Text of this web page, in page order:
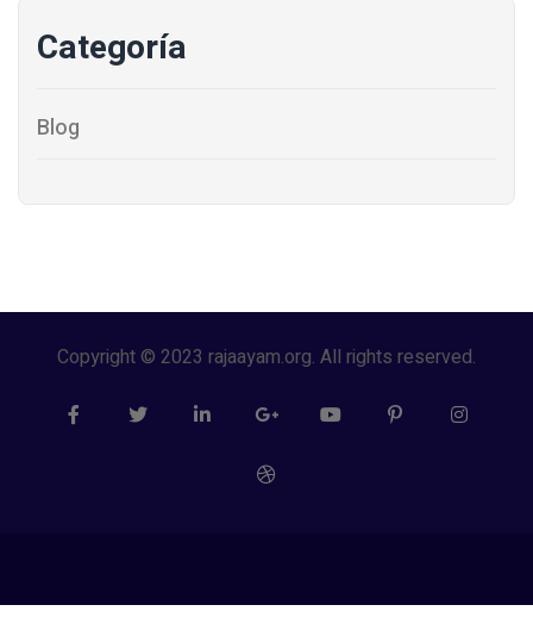
Categoría
Blog
Copyright © 2023 rajaayam.org. All rights reserved.